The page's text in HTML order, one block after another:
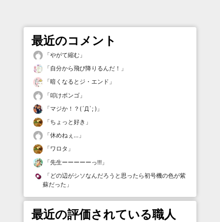
最近のコメント
「やがて縮む 」
「自分から飛び降りるんだ！ 」
「暗くなるとジ・エンド 」
「叩けボンゴ 」
「マジか！？(´Д`; ) 」
「ちょっと好き 」
「休めねぇ… 」
「ワロタ 」
「先生ーーーーーっ!!! 」
「 どの辺がシソなんだろうと思ったら初号機の色が紫
蘇だった 」
最近の評価されている職人